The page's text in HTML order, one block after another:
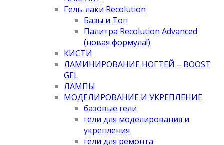
Гель-лаки Recolution
Базы и Топ
Палитра Recolution Advanced
(новая формула!)
КИСТИ
ЛАМИНИРОВАНИЕ НОГТЕЙ – BOOST
GEL
ЛАМПЫ
МОДЕЛИРОВАНИЕ И УКРЕПЛЕНИЕ
базовые гели
гели для моделирования и
укрепления
гели для ремонта